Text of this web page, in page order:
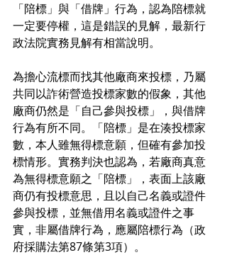
「陪標」與「借牌」行為，認為陪標就
一定要停權，這是錯誤的見解，最新行
政法院實務見解有相當說明。
為擔心流標而找其他廠商來投標，乃屬
共同以詐術營造投標家數的假象，其他
廠商仍然是「自己參與投標」，與借牌
行為有所不同。「陪標」是在湊投標家
數，本人雖無得標意願，但確有參加投
標情形。實務判決也認為，若廠商真意
為無得標意願之「陪標」，表面上該廠
商仍有投標意思，且以自己名義或證件
參與投標，並無借用名義或證件之事
實，非屬借牌行為，應屬陪標行為（政
府採購法第87條第3項）。